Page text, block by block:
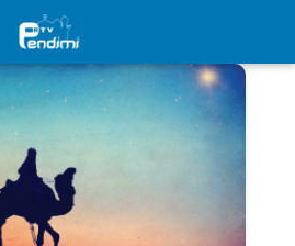
in the database]